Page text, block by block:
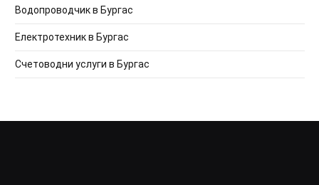
Водопроводчик в Бургас
Електротехник в Бургас
Счетоводни услуги в Бургас